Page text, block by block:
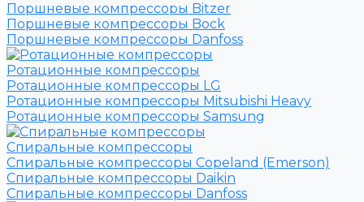
Поршневые компрессоры Bitzer
Поршневые компрессоры Bock
Поршневые компрессоры Danfoss
Ротационные компрессоры
Ротационные компрессоры LG
Ротационные компрессоры Mitsubishi Heavy
Ротационные компрессоры Samsung
Спиральные компрессоры
Спиральные компрессоры Copeland (Emerson)
Спиральные компрессоры Daikin
Спиральные компрессоры Danfoss